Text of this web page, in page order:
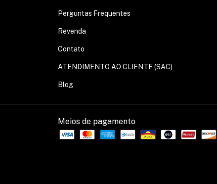
Perguntas Frequentes
Revenda
Contato
ATENDIMENTO AO CLIENTE (SAC)
Blog
Meios de pagamento